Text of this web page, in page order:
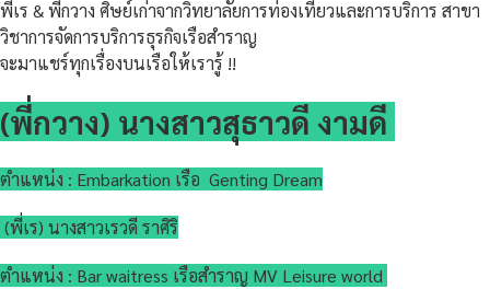
พี่เร & พี่กวาง ศิษย์เก่าจากวิทยาลัยการท่องเที่ยวและการบริการ สาขา
วิชาการจัดการบริการธุรกิจเรือสำราญ
จะมาแชร์ทุกเรื่องบนเรือให้เรารู้ !!
(พี่กวาง) นางสาวสุธาวดี งามดี
ตำแหน่ง : Embarkation เรือ Genting Dream
(พี่เร) นางสาวเรวดี ราศิริ
ตำแหน่ง : Bar waitress เรือสำราญ MV Leisure world